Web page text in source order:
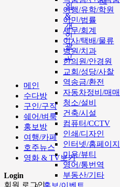
여행/유학/학원
이민/법률
세무/회계
이사/택배/물류
병원/치과
한의원/안경원
교회/성당/사찰
역송금/환전
자동차정비/매매
청소/설비
건축/시설
컴퓨터/CCTV
인쇄/디자인
인터넷/홈페이지
미용/뷰티
영어/통번역
부동산/기타
홍보/이벤트
외
&
개
인
광
고
메인
수다방
구인/구직
쉐어/벼룩
홍보방
여행/카페
호주뉴스
영화 & TV보기
Login
회원 로그인